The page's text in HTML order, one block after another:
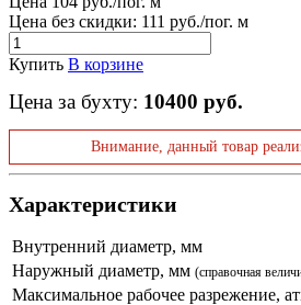
Цена без скидки: 111 руб./пог. м
Купить В корзине
Цена за бухту: 10400 руб.
Внимание, данный товар
Характеристики
Внутренний диаметр, мм
Наружный диаметр, мм (справочная
Максимальное рабочее разрежение,